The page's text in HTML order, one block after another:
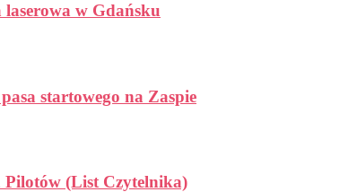
laserowa w Gdańsku
startowego na Zaspie
(List Czytelnika)